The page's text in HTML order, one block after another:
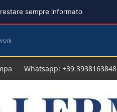
Whatsapp: +39 3938163848
sempre informato